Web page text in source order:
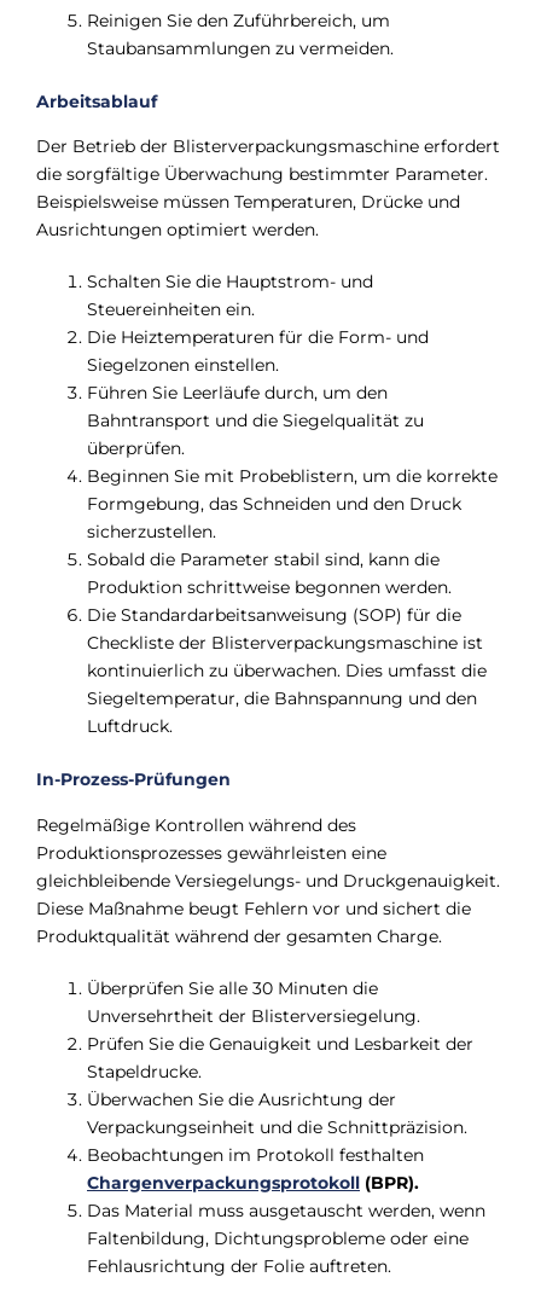
Reinigen Sie den Zuführbereich, um
Staubansammlungen zu vermeiden.
Arbeitsablauf
Der Betrieb der Blisterverpackungsmaschine erfordert
die sorgfältige Überwachung bestimmter Parameter.
Beispielsweise müssen Temperaturen, Drücke und
Ausrichtungen optimiert werden.
Schalten Sie die Hauptstrom- und
Steuereinheiten ein.
Die Heiztemperaturen für die Form- und
Siegelzonen einstellen.
Führen Sie Leerläufe durch, um den
Bahntransport und die Siegelqualität zu
überprüfen.
Beginnen Sie mit Probeblistern, um die korrekte
Formgebung, das Schneiden und den Druck
sicherzustellen.
Sobald die Parameter stabil sind, kann die
Produktion schrittweise begonnen werden.
Die Standardarbeitsanweisung (SOP) für die
Checkliste der Blisterverpackungsmaschine ist
kontinuierlich zu überwachen. Dies umfasst die
Siegeltemperatur, die Bahnspannung und den
Luftdruck.
In-Prozess-Prüfungen
Regelmäßige Kontrollen während des
Produktionsprozesses gewährleisten eine
gleichbleibende Versiegelungs- und Druckgenauigkeit.
Diese Maßnahme beugt Fehlern vor und sichert die
Produktqualität während der gesamten Charge.
Überprüfen Sie alle 30 Minuten die
Unversehrtheit der Blisterversiegelung.
Prüfen Sie die Genauigkeit und Lesbarkeit der
Stapeldrucke.
Überwachen Sie die Ausrichtung der
Verpackungseinheit und die Schnittpräzision.
Beobachtungen im Protokoll festhalten
Chargenverpackungsprotokoll (BPR).
Das Material muss ausgetauscht werden, wenn
Faltenbildung, Dichtungsprobleme oder eine
Fehlausrichtung der Folie auftreten.